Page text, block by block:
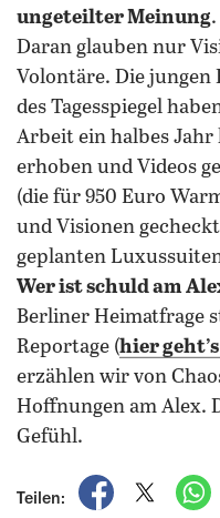
ungeteilter Meinung
Daran glauben nur
Volontäre. Die
des Tagesspiegel
Arbeit ein halbes
erhoben und Videos
(die für 950 Euro
und Visionen
geplanten
Wer ist schuld am
Berliner Heimatfrage
Reportage (hier
erzählen wir von
Hoffnungen am Alex.
Gefühl.
Teilen:
auf auf X